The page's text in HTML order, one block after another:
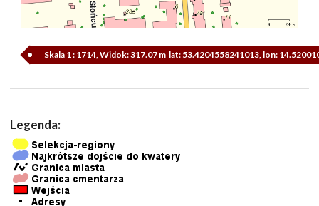
Skala 1 : 1714, Widok: 317.07 m lat: 53.4204558241013, lon:
Legenda: